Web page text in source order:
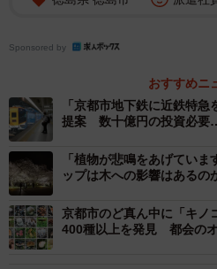
深泥池を管理する京都市文化財
寄せられている。さまざまな研
を考えていきたい」としている
Sponsored by
おすすめニ
「京都市地下鉄に近鉄特
提案 数十億円の投資必要
「植物が悲鳴をあげてい
ップは木への影響はある
京都市のど真ん中に「キ
400種以上を発見 都会のオ